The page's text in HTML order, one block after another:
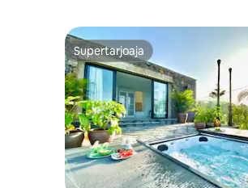
Supertarjoaja
Supertarjoaja